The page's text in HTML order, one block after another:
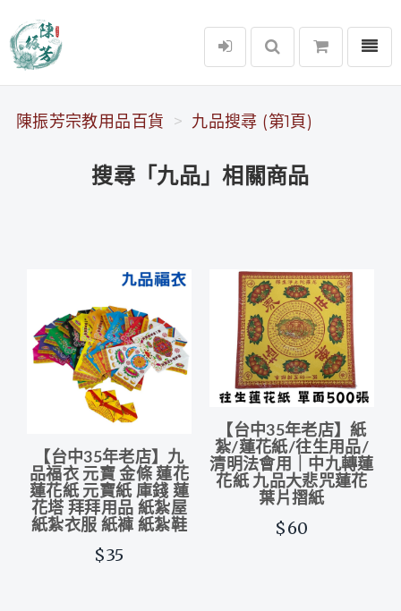
陳振芳宗教用品百貨
選單
陳振芳宗教用品百貨 九品搜尋 (第1頁)
搜尋「九品」相關商品
【台中35年老店】九
品福衣 元寶 金條 蓮花
蓮花紙 元寶紙 庫錢 蓮
花塔 拜拜用品 紙紮屋
紙紮衣服 紙褲 紙紮鞋
$35
【台中35年老店】紙
紮/蓮花紙/往生用品/
清明法會用｜中九轉蓮
花紙 九品大悲咒蓮花
葉片摺紙
$60